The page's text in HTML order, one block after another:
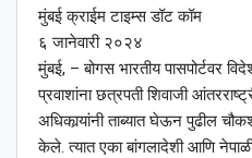
मुंबई क्राईम टाइम्स डॉट कॉम
६ जानेवारी २०२४
मुंबई, – बोगस भारतीय पासपोर्टवर
प्रवाशांना छत्रपती शिवाजी
अधिकार्‍यांनी ताब्यात घेऊन पुढील
केले. त्यात एका बांगलादेशी आणि